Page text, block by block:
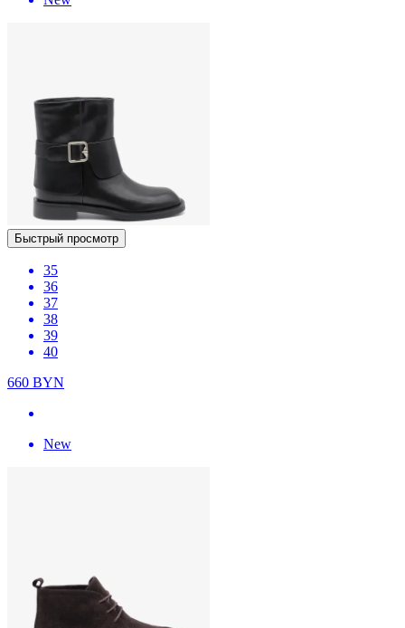
Быстрый просмотр
35
36
37
38
39
40
660 BYN
New